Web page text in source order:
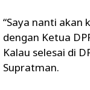
“Saya nanti akan
dengan Ketua
Kalau selesai di
Supratman.